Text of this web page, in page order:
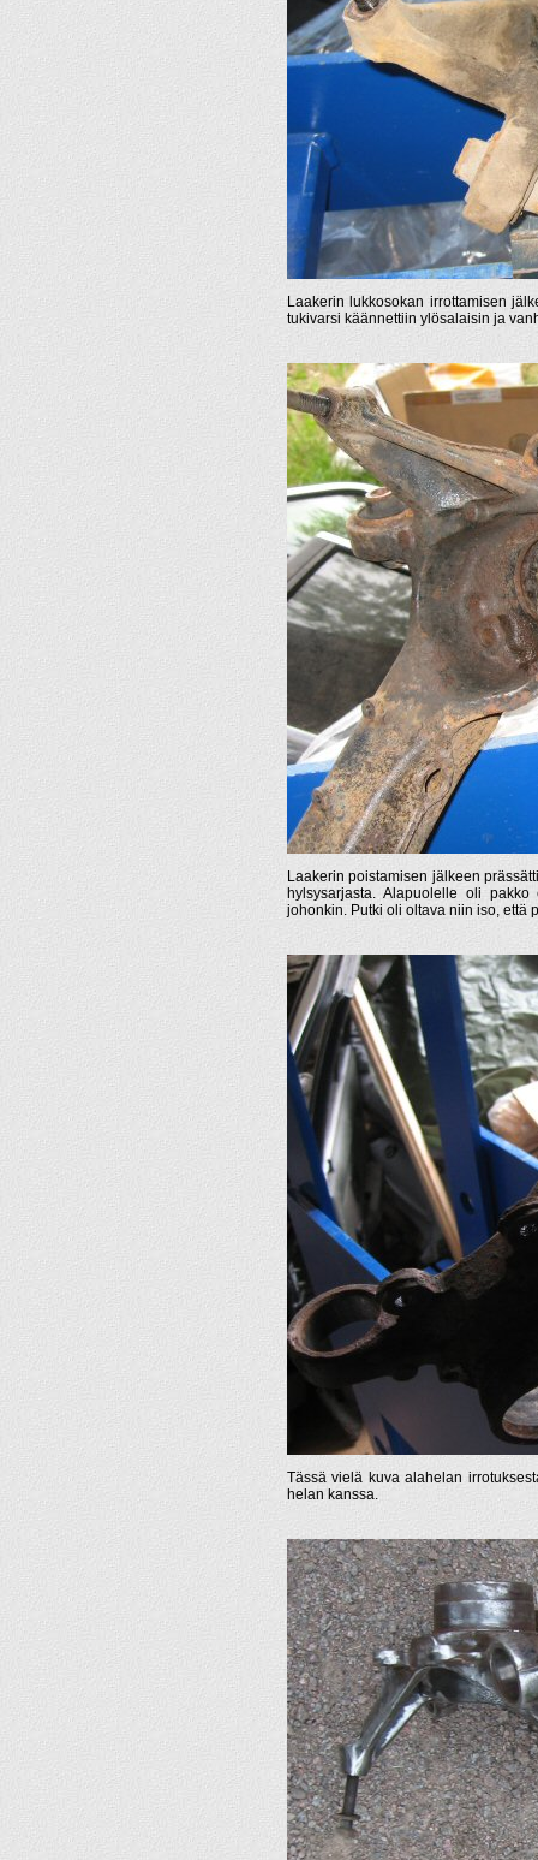
Laakerin lukkosokan irrottamisen
tukivarsi käännettiin ylösalaisin ja
Laakerin poistamisen jälkeen
hylsysarjasta. Alapuolelle oli
johonkin. Putki oli oltava niin iso, että
Tässä vielä kuva alahelan
helan kanssa.